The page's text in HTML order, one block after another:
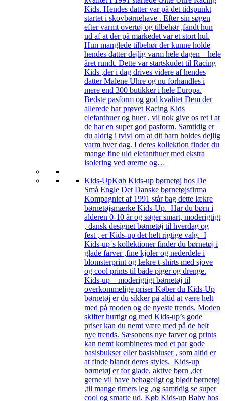
Kids. Hendes datter var på det tidspunkt
startet i skovbørnehave . Efter sin søgen
efter varmt overtøj og tilbehør ,fandt hun
ud af at der på markedet var et stort hul.
Hun manglede tilbehør der kunne holde
hendes datter dejlig varm hele dagen – hele
året rundt. Dette var startskudet til Racing
Kids ,der i dag drives videre af hendes
datter Malene Uhre og nu forhandles i
mere end 300 butikker i hele Europa.
Bedste pasform og god kvalitet Dem der
allerede har prøvet Racing Kids
elefanthuer og huer , vil nok give os ret i at
de har en super god pasform. Samtidig er
du aldrig i tvivl om at dit barn holdes dejlig
varm hver dag. I deres kollektion finder du
mange fine uld elefanthuer med ekstra
isolering ved ørerne og…
Kids-UpKøb Kids-up børnetøj hos De
Små Engle Det Danske børnetøjsfirma
Kompagniet af 1991 står bag dette lækre
børnetøjsmærke Kids-Up. Har du børn i
alderen 0-10 år og søger smart, moderigtigt
, dansk designet børnetøj til hverdag og
fest , er Kids-up det helt rigtige valg. I
Kids-up´s kollektioner finder du børnetøj i
glade farver ,fine kjoler og nederdele i
blomsterprint og lækre t-shirts med sjove
og cool prints til både piger og drenge.
Kids-up – moderigtigt børnetøj til
overkommelige priser Køber du Kids-Up
børnetøj er du sikker på altid at være helt
med på moden og de nyeste trends. Moden
skifter hurtigt og med Kids-up’s gode
priser kan du nemt være med på de helt
nye trends. Sæsonens nye farver og prints
kan nemt kombineres med et par gode
basisbukser eller basisbluser , som altid er
at finde blandt deres styles. Kids-up
børnetøj er for glade, aktive børn ,der
gerne vil have behageligt og blødt børnetøj
,til mange timers leg ,og samtidig se super
cool og smarte ud. Køb Kids-up Baby hos